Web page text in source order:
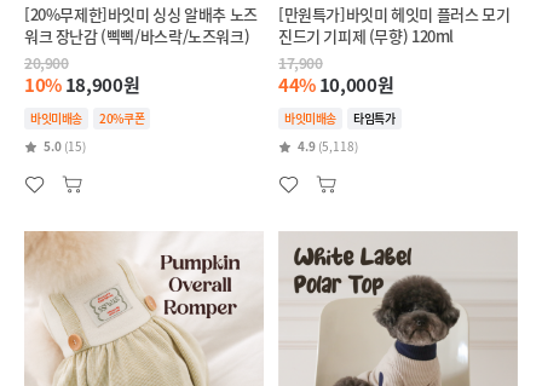
[20%무제한]바잇미 싱싱 알배추 노즈
워크 장난감 (삑삑/바스락/노즈워크)
20,900
10%18,900원
바잇미배송
20%쿠폰
5.0 (15)
[만원특가]바잇미 헤잇미 플러스 모기
진드기 기피제 (무향) 120ml
17,900
44%10,000원
바잇미배송
타임특가
4.9 (5,118)